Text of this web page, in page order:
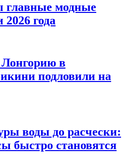
главные модные
года
в
подловили на
воды до расчески:
быстро становятся